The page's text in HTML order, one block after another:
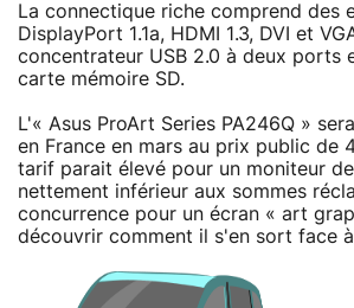
La connectique riche comprend des
DisplayPort 1.1a, HDMI 1.3, DVI et
concentrateur USB 2.0 à deux ports
carte mémoire SD.
L'« Asus ProArt Series PA246Q »
en France en mars au prix public de
tarif parait élevé pour un moniteur
nettement inférieur aux sommes
concurrence pour un écran « art
découvrir comment il s'en sort face